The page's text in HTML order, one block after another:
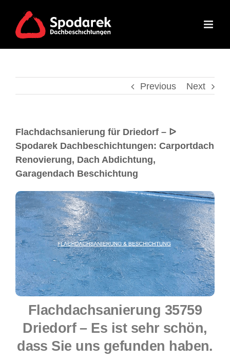
Previous Next
Flachdachsanierung für Driedorf – ᐅ
Spodarek Dachbeschichtungen: Carportdach
Renovierung, Dach Abdichtung,
Garagendach Beschichtung
Flachdachsanierung 35759
Driedorf – Es ist sehr schön,
dass Sie uns gefunden haben.